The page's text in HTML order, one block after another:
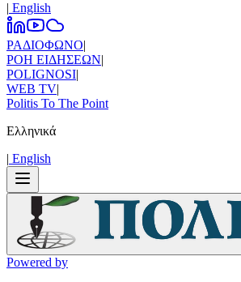
| Εnglish
ΡΑΔΙΟΦΩΝΟ|
ΡΟΗ ΕΙΔΗΣΕΩΝ|
POLIGNOSI|
WEB TV|
Politis To The Point
Ελληνικά
| Εnglish
Powered by